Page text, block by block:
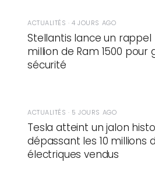
ACTUALITÉS · 4 JOURS AGO
Stellantis lance un rappel
million de Ram 1500 pour
sécurité
ACTUALITÉS · 5 JOURS AGO
Tesla atteint un jalon
dépassant les 10 millions
électriques vendus